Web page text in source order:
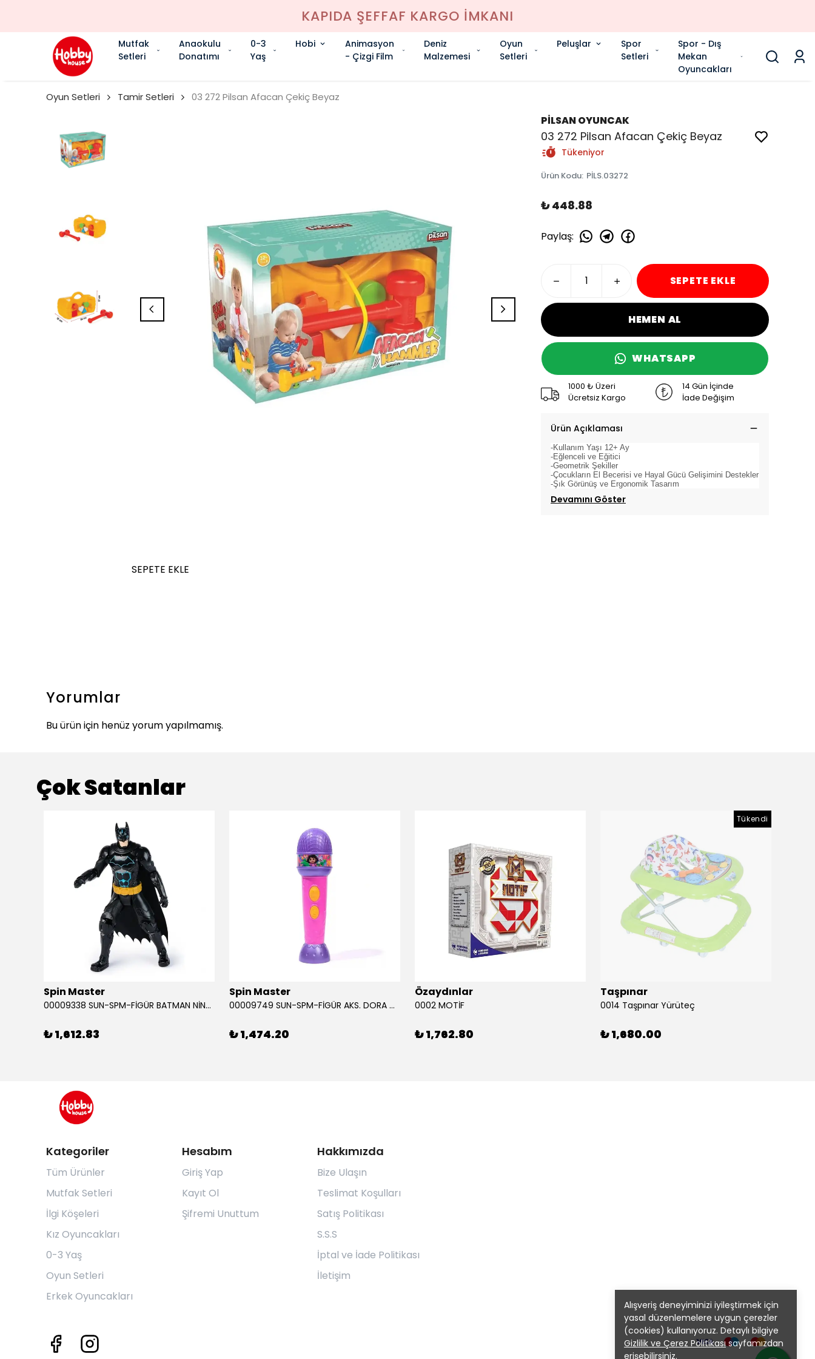
KAPIDA ŞEFFAF KARGO İMKANI
Mutfak
Setleri
Anaokulu
Donatımı
0-3
Yaş
Hobi
Animasyon
- Çizgi Film
Deniz
Malzemesi
Oyun
Setleri
Peluşlar
Spor
Setleri
Spor - Dış
Mekan
Oyuncakları
Alışveriş deneyiminizi iyileştirmek için
yasal düzenlemelere uygun çerezler
(cookies) kullanıyoruz. Detaylı bilgiye
Gizlilik ve Çerez Politikasısayfamızdan
erişebilirsiniz.
Oyun Setleri Tamir Setleri 03 272 Pilsan Afacan Çekiç Beyaz
PİLSAN OYUNCAK
03 272 Pilsan Afacan Çekiç Beyaz
Tükeniyor
Ürün Kodu: PİLS.03272
₺ 448.88
Paylaş:
SEPETE EKLE
HEMEN AL
WHATSAPP
1000 ₺ Üzeri
Ücretsiz Kargo
14 Gün İçinde
İade Değişim
Ürün Açıklaması
-Kullanım Yaşı 12+ Ay
-Eğlenceli ve Eğitici
-Geometrik Şekiller
-Çocukların El Becerisi ve Hayal Gücü Gelişimini Destekler
-Şık Görünüş ve Ergonomik Tasarım
Devamını Göster
SEPETE EKLE
Yorumlar
Bu ürün için henüz yorum yapılmamış.
Çok Satanlar
Spin Master
00009338 SUN-SPM-FİGÜR BATMAN NİNJA STRIKE 30 CM. EXC.
₺ 1,612.83
Spin Master
00009749 SUN-SPM-FİGÜR AKS. DORA MİKROFON YAĞMUR ORMANI RİTMİ (DORA) SESLİ
₺ 1,474.20
Özaydınlar
0002 MOTİF
₺ 1,762.80
Tükendi
Taşpınar
0014 Taşpınar Yürüteç
₺ 1,680.00
Kategoriler
Tüm Ürünler
Mutfak Setleri
İlgi Köşeleri
Kız Oyuncakları
0-3 Yaş
Oyun Setleri
Erkek Oyuncakları
Hesabım
Giriş Yap
Kayıt Ol
Şifremi Unuttum
Hakkımızda
Bize Ulaşın
Teslimat Koşulları
Satış Politikası
S.S.S
İptal ve İade Politikası
İletişim